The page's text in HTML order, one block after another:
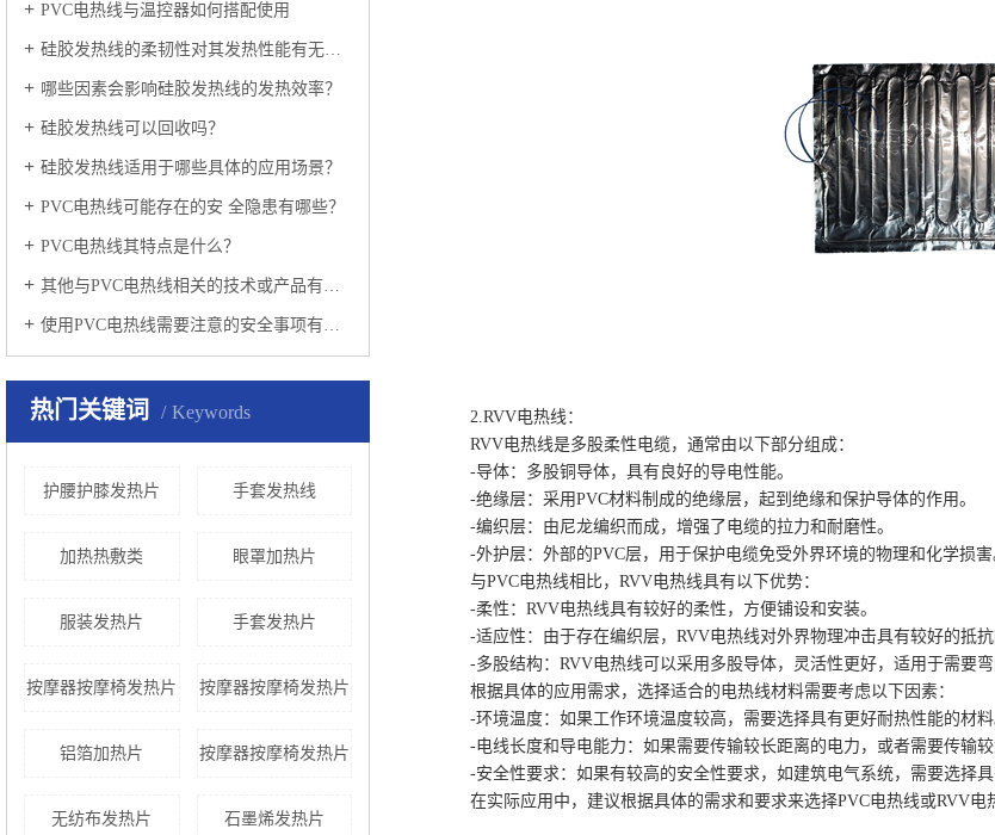
PVC电热线与温控器如何搭配使用
硅胶发热线的柔韧性对其发热性能有无影响？
哪些因素会影响硅胶发热线的发热效率？
硅胶发热线可以回收吗？
硅胶发热线适用于哪些具体的应用场景？
PVC电热线可能存在的安 全隐患有哪些？
PVC电热线其特点是什么？
其他与PVC电热线相关的技术或产品有哪些值得关注的信息？
使用PVC电热线需要注意的安全事项有哪些？
热门关键词 Keywords
护腰护膝发热片 手套发热线
加热热敷类 眼罩加热片
服装发热片 手套发热片
按摩器按摩椅发热片 按摩器按摩椅发热片
铝箔加热片 按摩器按摩椅发热片
无纺布发热片 石墨烯发热片
2.RVV电热线：
RVV电热线是多股柔性电缆，通常由以下部分组成：
-导体：多股铜导体，具有良好的导电性能。
-绝缘层：采用PVC材料制成的绝缘层，起到绝缘和保护导体的作用。
-编织层：由尼龙编织而成，增强了电缆的拉力和耐磨性。
-外护层：外部的PVC层，用于保护电缆免受外界环境的物理和化学损害
与PVC电热线相比，RVV电热线具有以下优势：
-柔性：RVV电热线具有较好的柔性，方便铺设和安装。
-适应性：由于存在编织层，RVV电热线对外界物理冲击具有较好的抵抗
-多股结构：RVV电热线可以采用多股导体，灵活性更好，适用于需要弯
根据具体的应用需求，选择适合的电热线材料需要考虑以下因素：
-环境温度：如果工作环境温度较高，需要选择具有更好耐热性能的材料
-电线长度和导电能力：如果需要传输较长距离的电力，或者需要传输较
-安全性要求：如果有较高的安全性要求，如建筑电气系统，需要选择具
在实际应用中，建议根据具体的需求和要求来选择PVC电热线或RVV电